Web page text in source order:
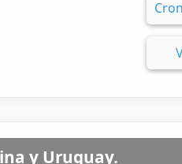
y Uruguay.